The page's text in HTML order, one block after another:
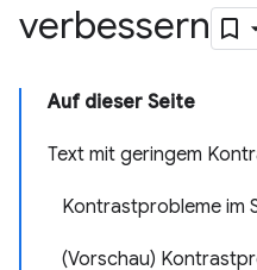
verbessern
Auf dieser Seite
Text mit geringem
Kontrastprobleme im
(Vorschau)